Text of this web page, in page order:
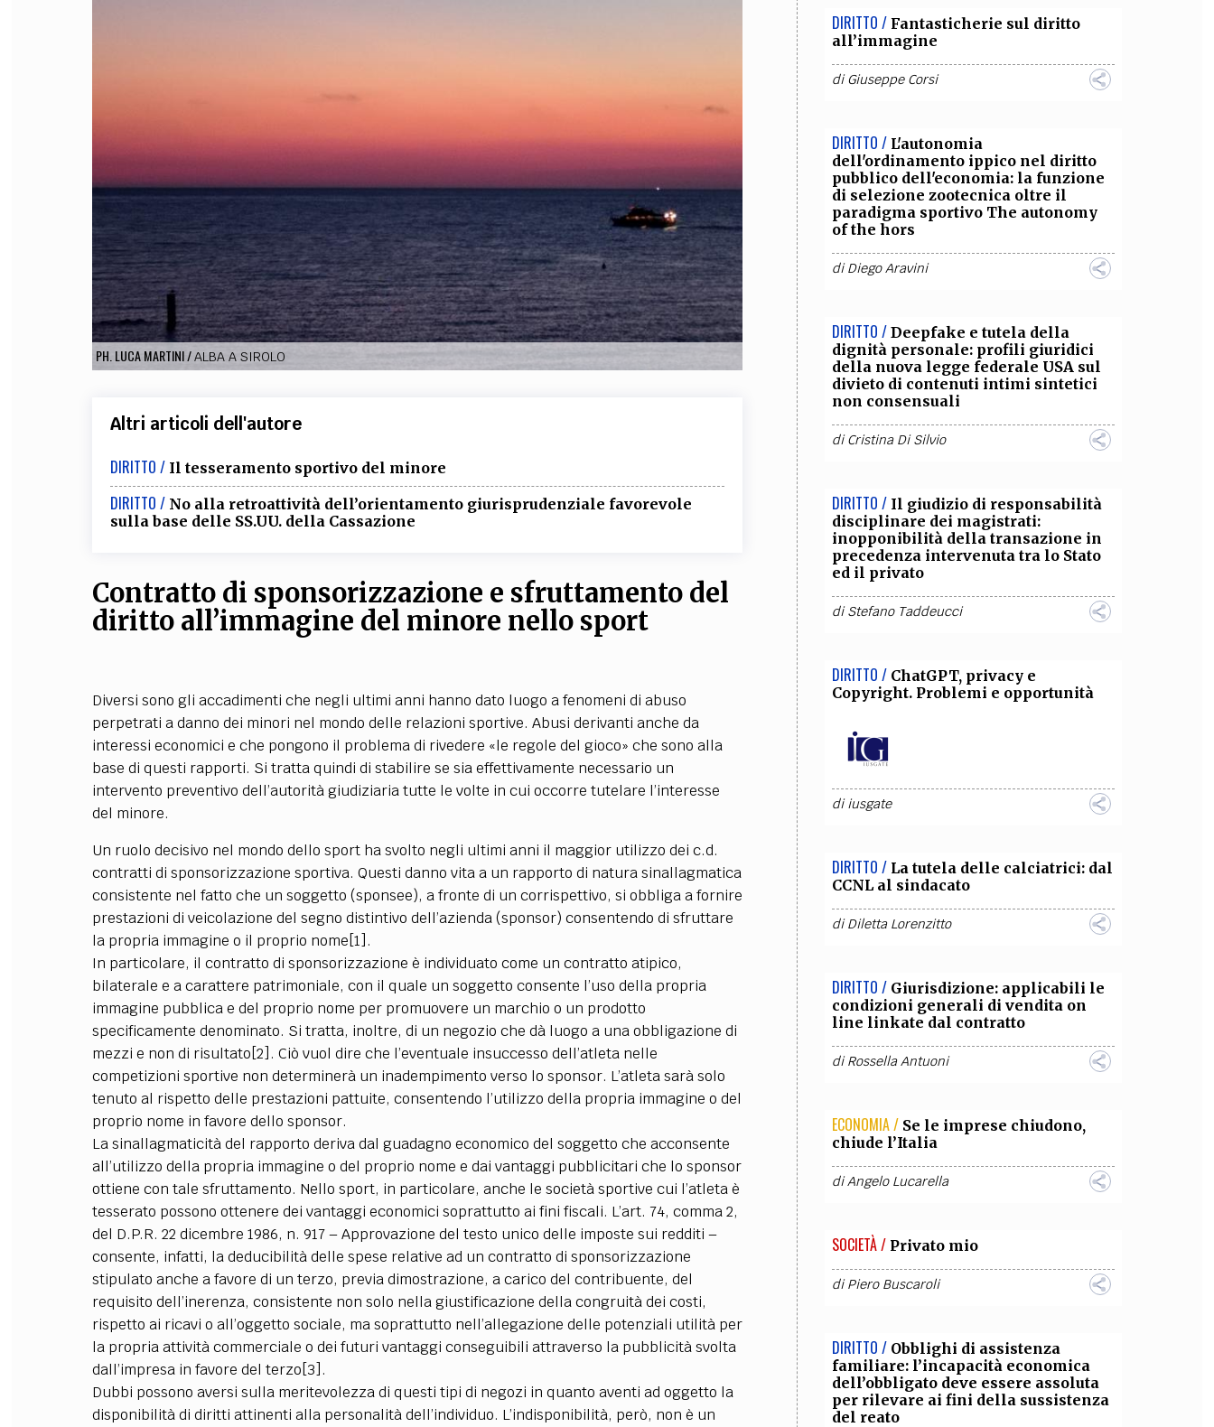
COLLABORA CON NOI
PUBBLICITÀ
SOCIAL MEDIA
PH. LUCA MARTINI/ALBA A SIROLO
Altri articoli dell'autore
DIRITTO / Il tesseramento sportivo del minore
DIRITTO / No alla retroattività dell’orientamento giurisprudenziale favorevole
sulla base delle SS.UU. della Cassazione
Contratto di sponsorizzazione e sfruttamento del
diritto all’immagine del minore nello sport
Diversi sono gli accadimenti che negli ultimi anni hanno dato luogo a fenomeni di abuso
perpetrati a danno dei minori nel mondo delle relazioni sportive. Abusi derivanti anche da
interessi economici e che pongono il problema di rivedere «le regole del gioco» che sono alla
base di questi rapporti. Si tratta quindi di stabilire se sia effettivamente necessario un
intervento preventivo dell’autorità giudiziaria tutte le volte in cui occorre tutelare l’interesse
del minore.
Un ruolo decisivo nel mondo dello sport ha svolto negli ultimi anni il maggior utilizzo dei c.d.
contratti di sponsorizzazione sportiva. Questi danno vita a un rapporto di natura sinallagmatica
consistente nel fatto che un soggetto (sponsee), a fronte di un corrispettivo, si obbliga a fornire
prestazioni di veicolazione del segno distintivo dell’azienda (sponsor) consentendo di sfruttare
la propria immagine o il proprio nome[1].
In particolare, il contratto di sponsorizzazione è individuato come un contratto atipico,
bilaterale e a carattere patrimoniale, con il quale un soggetto consente l’uso della propria
immagine pubblica e del proprio nome per promuovere un marchio o un prodotto
specificamente denominato. Si tratta, inoltre, di un negozio che dà luogo a una obbligazione di
mezzi e non di risultato[2]. Ciò vuol dire che l’eventuale insuccesso dell’atleta nelle
competizioni sportive non determinerà un inadempimento verso lo sponsor. L’atleta sarà solo
tenuto al rispetto delle prestazioni pattuite, consentendo l’utilizzo della propria immagine o del
proprio nome in favore dello sponsor.
La sinallagmaticità del rapporto deriva dal guadagno economico del soggetto che acconsente
all’utilizzo della propria immagine o del proprio nome e dai vantaggi pubblicitari che lo sponsor
ottiene con tale sfruttamento. Nello sport, in particolare, anche le società sportive cui l’atleta è
tesserato possono ottenere dei vantaggi economici soprattutto ai fini fiscali. L’art. 74, comma 2,
del D.P.R. 22 dicembre 1986, n. 917 – Approvazione del testo unico delle imposte sui redditi –
consente, infatti, la deducibilità delle spese relative ad un contratto di sponsorizzazione
stipulato anche a favore di un terzo, previa dimostrazione, a carico del contribuente, del
requisito dell’inerenza, consistente non solo nella giustificazione della congruità dei costi,
rispetto ai ricavi o all’oggetto sociale, ma soprattutto nell’allegazione delle potenziali utilità per
la propria attività commerciale o dei futuri vantaggi conseguibili attraverso la pubblicità svolta
dall’impresa in favore del terzo[3].
Dubbi possono aversi sulla meritevolezza di questi tipi di negozi in quanto aventi ad oggetto la
disponibilità di diritti attinenti alla personalità dell’individuo. L’indisponibilità, però, non è un
DIRITTO / Fantasticherie sul diritto
all’immagine
diGiuseppe Corsi
DIRITTO / L'autonomia
dell'ordinamento ippico nel diritto
pubblico dell'economia: la funzione
di selezione zootecnica oltre il
paradigma sportivo The autonomy
of the hors
diDiego Aravini
DIRITTO / Deepfake e tutela della
dignità personale: profili giuridici
della nuova legge federale USA sul
divieto di contenuti intimi sintetici
non consensuali
diCristina Di Silvio
DIRITTO / Il giudizio di responsabilità
disciplinare dei magistrati:
inopponibilità della transazione in
precedenza intervenuta tra lo Stato
ed il privato
diStefano Taddeucci
DIRITTO / ChatGPT, privacy e
Copyright. Problemi e opportunità
diiusgate
DIRITTO / La tutela delle calciatrici: dal
CCNL al sindacato
diDiletta Lorenzitto
DIRITTO / Giurisdizione: applicabili le
condizioni generali di vendita on
line linkate dal contratto
diRossella Antuoni
ECONOMIA / Se le imprese chiudono,
chiude l’Italia
diAngelo Lucarella
SOCIETÀ / Privato mio
diPiero Buscaroli
DIRITTO / Obblighi di assistenza
familiare: l’incapacità economica
dell’obbligato deve essere assoluta
per rilevare ai fini della sussistenza
del reato